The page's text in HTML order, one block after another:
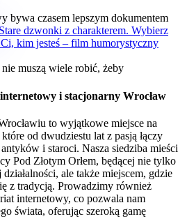
bywa czasem lepszym dokumentem
Stare dzwonki z charakterem. Wybierz
kim jesteś – film humorystyczny
muszą wiele robić, żeby
i stacjonarny Wrocław
to wyjątkowe miejsce na
od dwudziestu lat z pasją łączy
i staroci. Nasza siedziba mieści
Pod Złotym Orłem, będącej nie tylko
działalności, ale także miejscem, gdzie
z tradycją. Prowadzimy również
internetowy, co pozwala nam
świata, oferując szeroką gamę